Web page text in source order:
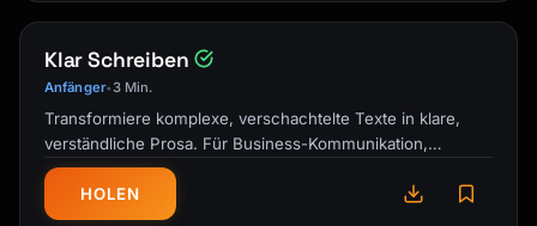
further
on [proposed time]?
I'm committed to finding a resolution that
works for both of us.
Best,
[Name]
Klar Schreiben
Anfänger•3 Min.
Transformiere komplexe, verschachtelte Texte in klare,
verständliche Prosa. Für Business-Kommunikation,
Akademiker und alle, die verstanden …
HOLEN